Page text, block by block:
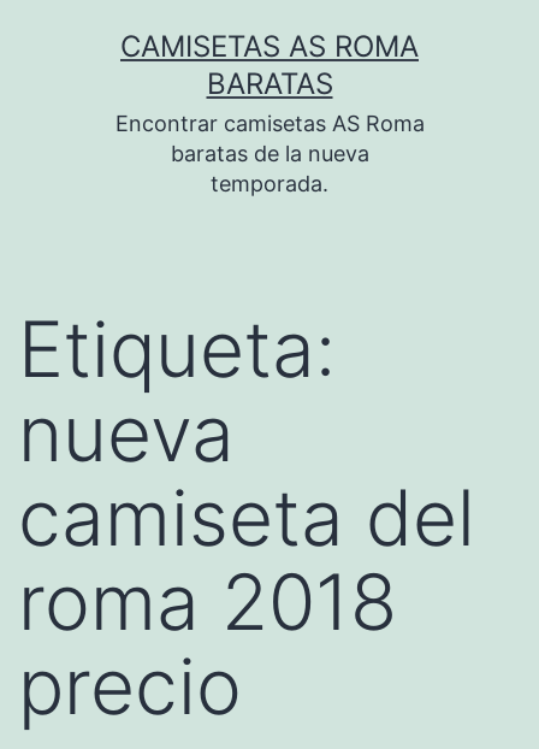
CAMISETAS AS ROMA
BARATAS
Encontrar camisetas AS Roma
baratas de la nueva
temporada.
Etiqueta:
nueva
camiseta del
roma 2018
precio